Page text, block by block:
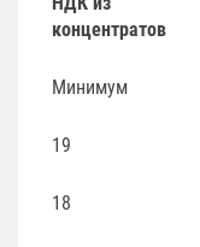
концентратов
Минимум
19
18